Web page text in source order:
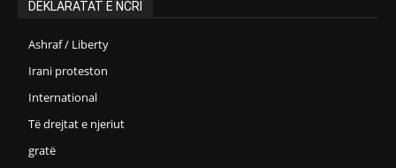
DEKLARATAT E NCRI
Ashraf / Liberty
Irani proteston
International
Të drejtat e njeriut
gratë